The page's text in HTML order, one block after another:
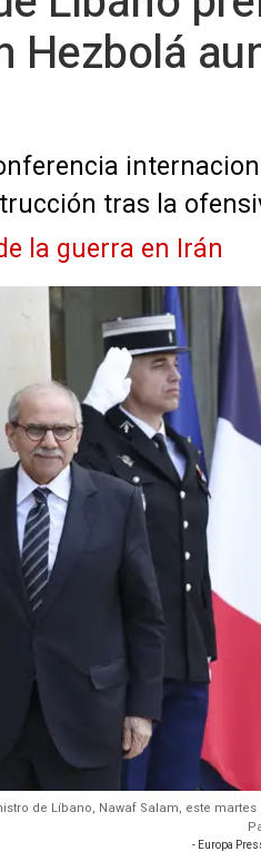
tras la
la guerra en Irán
de Líbano, Nawaf Salam, este martes
- Europa